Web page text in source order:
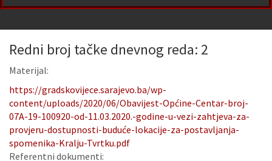
Redni broj tačke dnevnog reda: 2
Materijal:
https://gradskovijece.sarajevo.ba/wp-
content/uploads/2020/06/Obavijest-Općine-Centar-broj-
07A-19-100920-od-11.03.2020.-godine-u-vezi-zahtjeva-za-
provjeru-dostupnosti-buduće-lokacije-za-postavljanja-
spomenika-Kralju-Tvrtku.pdf
Referentni dokumenti: